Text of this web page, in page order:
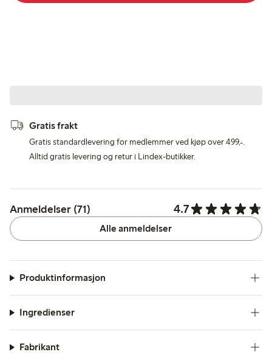
Gratis frakt
Gratis standardlevering for medlemmer ved kjøp over 499,-.
Alltid gratis levering og retur i Lindex-butikker.
Anmeldelser (71) 4.7
Alle anmeldelser
Produktinformasjon
Ingredienser
Fabrikant